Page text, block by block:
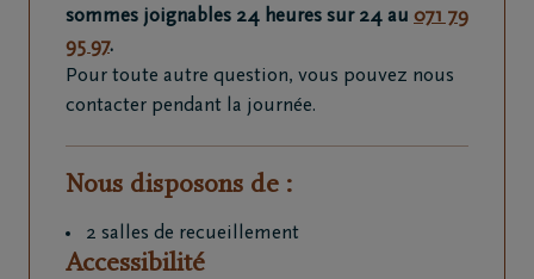
sommes joignables 24 heures sur 24 au 071 79
95 97.
Pour toute autre question, vous pouvez nous
contacter pendant la journée.
Nous disposons de :
2 salles de recueillement
Accessibilité